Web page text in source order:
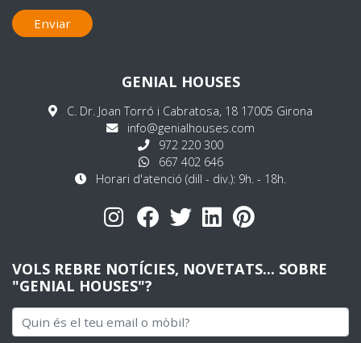
Enviar
GENIAL HOUSES
C. Dr. Joan Torró i Cabratosa, 18 17005 Girona
info@genialhouses.com
972 220 300
667 402 646
Horari d'atenció (dill - div.): 9h. - 18h.
VOLS REBRE NOTÍCIES, NOVETATS... SOBRE
"GENIAL HOUSES"?